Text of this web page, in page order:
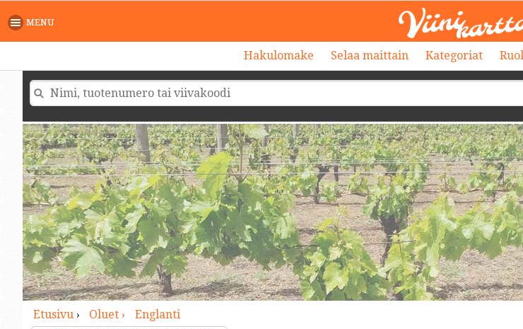
MENU
Hakulomake Selaa maittain Kategoriat
Etusivu› Oluet ›
Englanti